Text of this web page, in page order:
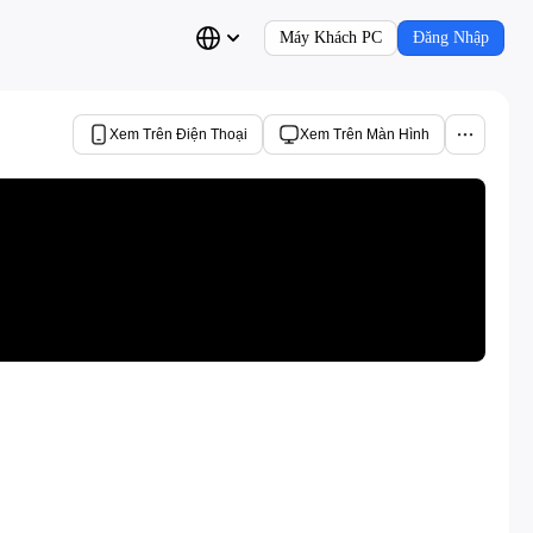
Máy Khách PC Đăng Nhập
Xem Trên Điện Thoại Xem Trên Màn Hình